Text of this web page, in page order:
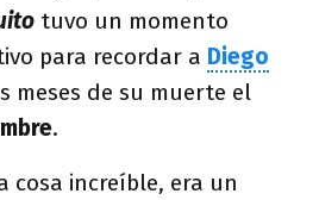
tuvo un momento
para recordar a Diego
meses de su muerte el
.
cosa increíble, era un